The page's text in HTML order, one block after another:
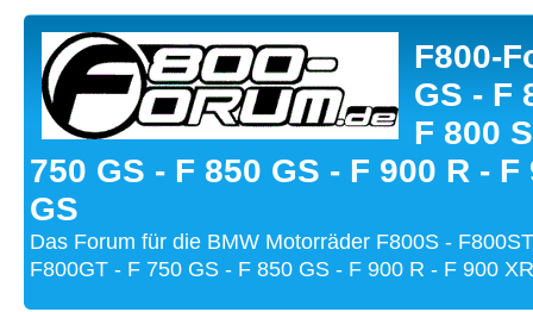
F800-
GS - F
F 800
750 GS - F 850 GS - F 900 R - F
GS
Das Forum für die BMW Motorräder F800S -
F800GT - F 750 GS - F 850 GS - F 900 R - F 900